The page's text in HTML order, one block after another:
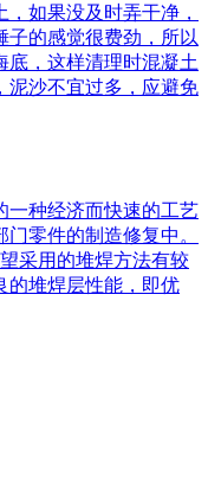
如果没及时弄干净，
子的感觉很费劲，所以
底，这样清理时混凝土
泥沙不宜过多，应避免
一种经济而快速的工艺
零件的制造修复中。
采用的堆焊方法有较
的堆焊层性能，即优